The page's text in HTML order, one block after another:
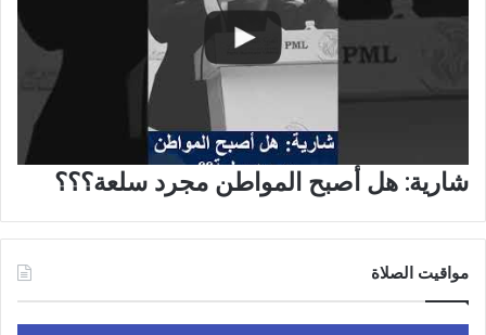
شارية: هل أصبح المواطن مجرد سلعة؟؟؟
مواقيت الصلاة